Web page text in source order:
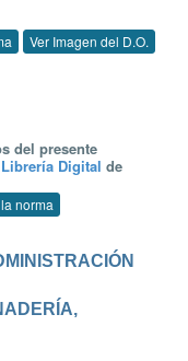
Ver Imagen del D.O.
del presente
Librería Digital de
norma